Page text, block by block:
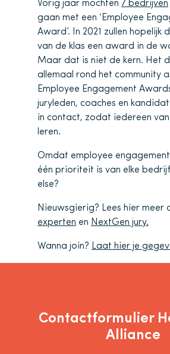
Vorig jaar mochten 7 bedrijven
gaan met een ‘Employee
Award’. In 2021 zullen hopelijk
van de klas een award in de
Maar dat is niet de kern. Het
allemaal rond het community
Employee Engagement
juryleden, coaches en
in contact, zodat iedereen
leren.
Omdat employee
één prioriteit is van elke
else?
Nieuwsgierig? Lees hier meer
experten en NextGen jury.
Wanna join? Laat hier je
Contactformulier
Alliance